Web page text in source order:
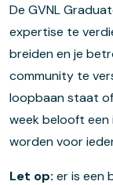
De GVNL
expertise te
breiden en je
community te
loopbaan staat
week belooft een
worden voor
Let op: er is een